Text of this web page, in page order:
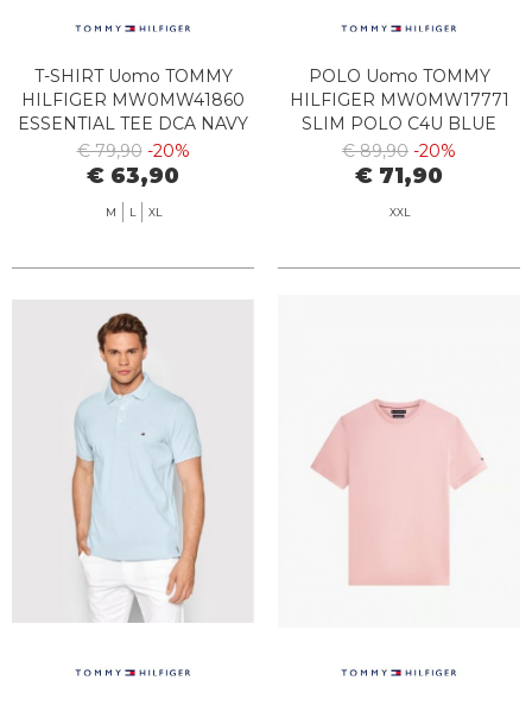
T-SHIRT Uomo TOMMY
HILFIGER MW0MW41860
ESSENTIAL TEE DCA NAVY
IRIS
€ 79,90 -20%
€ 63,90
M L XL
POLO Uomo TOMMY
HILFIGER MW0MW17771
SLIM POLO C4U BLUE
ORBIT
€ 89,90 -20%
€ 71,90
XXL